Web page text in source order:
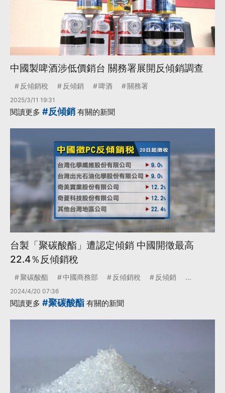
中國製啤酒涉低價銷台 關務署展開反傾銷調查
反傾銷稅 反傾銷 啤酒 關務署
2025/3/11 19:31
閱讀更多 #反傾銷 有關的新聞
台製「聚碳酸酯」遭認定傾銷 中國開徵最高
22.4％反傾銷稅
聚碳酸酯 中國商務部 反傾銷稅 反傾銷 ...
2024/4/20 07:36
閱讀更多 #聚碳酸酯 有關的新聞